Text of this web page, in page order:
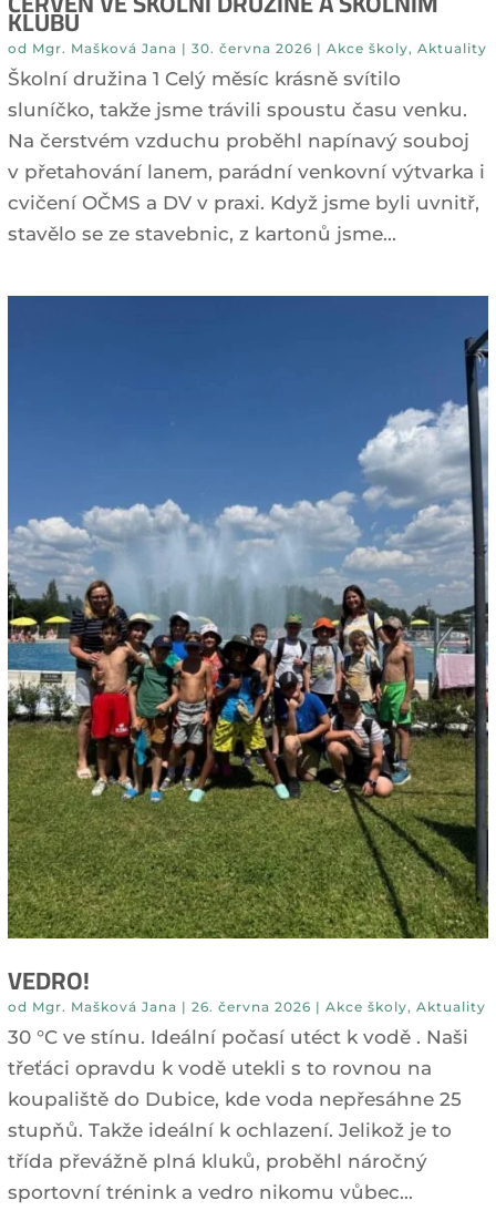
KLUBU
od Mgr. Mašková Jana | 30. června 2026 | Akce školy, Aktuality
Školní družina 1 Celý měsíc krásně svítilo
sluníčko, takže jsme trávili spoustu času venku.
Na čerstvém vzduchu proběhl napínavý souboj
v přetahování lanem, parádní venkovní výtvarka i
cvičení OČMS a DV v praxi. Když jsme byli uvnitř,
stavělo se ze stavebnic, z kartonů jsme...
VEDRO!
od Mgr. Mašková Jana | 26. června 2026 | Akce školy, Aktuality
30 °C ve stínu. Ideální počasí utéct k vodě . Naši
třeťáci opravdu k vodě utekli s to rovnou na
koupaliště do Dubice, kde voda nepřesáhne 25
stupňů. Takže ideální k ochlazení. Jelikož je to
třída převážně plná kluků, proběhl náročný
sportovní trénink a vedro nikomu vůbec...